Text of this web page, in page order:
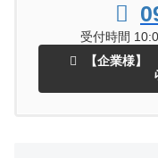
受付時間
【企業様】